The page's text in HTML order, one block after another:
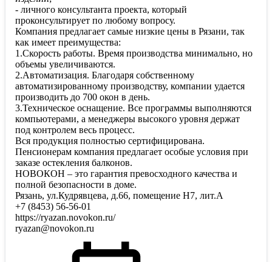
- личного консультанта проекта, который
проконсультирует по любому вопросу.
Компания предлагает самые низкие цены в Рязани, так
как имеет преимущества:
1.Скорость работы. Время производства минимально, но
объемы увеличиваются.
2.Автоматизация. Благодаря собственному
автоматизированному производству, компании удается
производить до 700 окон в день.
3.Техническое оснащение. Все программы выполняются
компьютерами, а менеджеры высокого уровня держат
под контролем весь процесс.
Вся продукция полностью сертифицирована.
Пенсионерам компания предлагает особые условия при
заказе остекления балконов.
НОВОКОН – это гарантия превосходного качества и
полной безопасности в доме.
Рязань, ул.Кудрявцева, д.66, помещение Н7, лит.А
+7 (8453) 56-56-01
https://ryazan.novokon.ru/
ryazan@novokon.ru